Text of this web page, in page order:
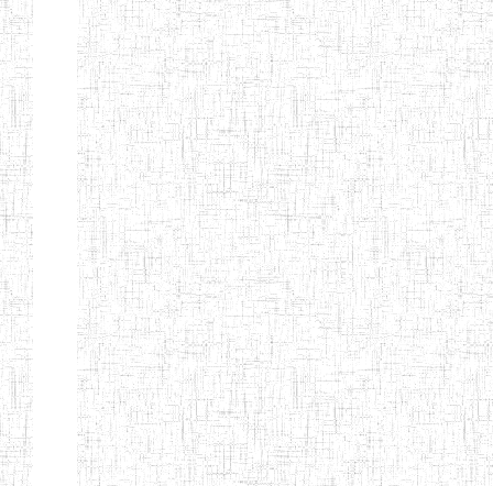
MODEL
INCLUSIVE
BILINGUAL
TEACHER
TRAINING
INSTITUTE
08/09/2015 ENIEG
CEFED/SPED/TTI
SANTA
17/11/2008 ENIEG
PTTC MBENGWI 06/08/1990 ENIEG
FULL GOSPEL
BTTC MBENGWI
02/10/1998 ENIEG